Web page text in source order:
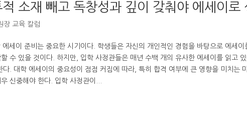
소재 빼고 독창성과 깊이 갖춰야 에세이로
장 교육 칼럼
세이 준비는 중요한 시기이다. 학생들은 자신의 개인적인 경험을 바탕으로 에세이
수 있을 것이다. 하지만, 입학 사정관들은 매년 수백 개의 유사한 에세이를 읽고 있
. 대학 에세이의 중요성이 점점 커짐에 따라, 특히 합격 여부에 큰 영향을 미치는
신중해야 한다. 입학 사정관이...